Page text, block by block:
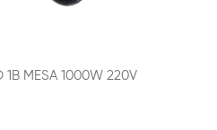
1B MESA 1000W 220V